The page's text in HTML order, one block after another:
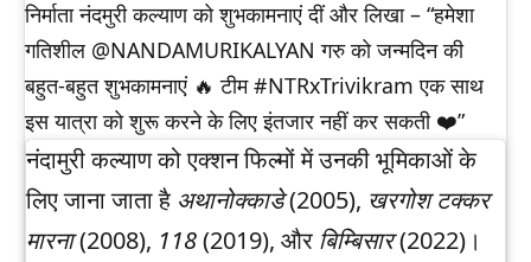
निर्माता नंदमुरी कल्याण को शुभकामनाएं दीं और लिखा – “हमेशा
गतिशील @NANDAMURIKALYAN गरु को जन्मदिन की
बहुत-बहुत शुभकामनाएं 🔥 टीम #NTRxTrivikram एक साथ
इस यात्रा को शुरू करने के लिए इंतजार नहीं कर सकती ❤️”
नंदामुरी कल्याण को एक्शन फिल्मों में उनकी भूमिकाओं के
लिए जाना जाता है अथानोक्काडे(2005), खरगोश टक्कर
मारना(2008), 118(2019), और बिम्बिसार(2022)।